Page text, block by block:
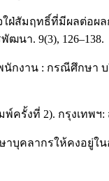
ใฝ่สัมฤทธิ์ที่มีผลต่
นา. 9(3), 126–138.
กงาน : กรณีศึกษ
ครั้งที่ 2). กรุงเทพฯ
ษาบุคลากรให้คง